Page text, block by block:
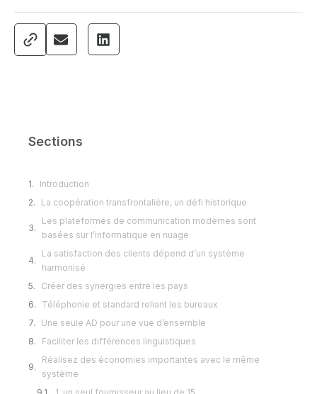
Sections
Introduction
La coopération transfrontalière, un défi historique
Les plateformes de communication modernes sont
basées sur l’informatique en nuage
La satisfaction des clients dépend d’un système
harmonisé
Créer des synergies entre les pays
Téléphonie et standard reliant les bureaux
Une seule AD pour une vue d’ensemble
Faciliter les différences linguistiques
Réalisez des économies importantes avec le même
système